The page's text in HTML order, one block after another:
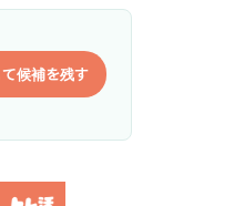
候補を残す